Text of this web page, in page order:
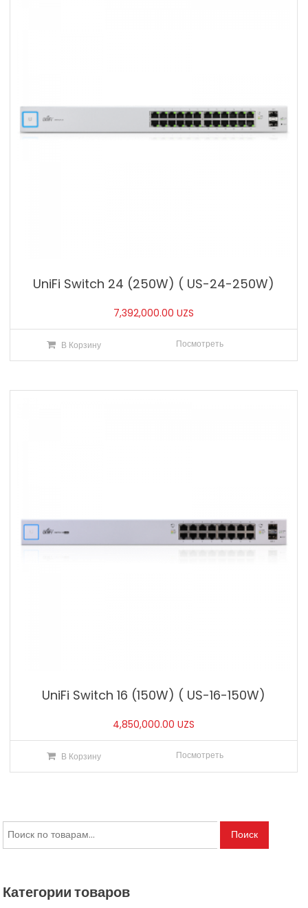
UniFi Switch 24 (250W) ( US-24-250W)
7,392,000.00UZS
В Корзину Посмотреть
UniFi Switch 16 (150W) ( US-16-150W)
4,850,000.00UZS
В Корзину Посмотреть
Искать: Поиск
Категории товаров